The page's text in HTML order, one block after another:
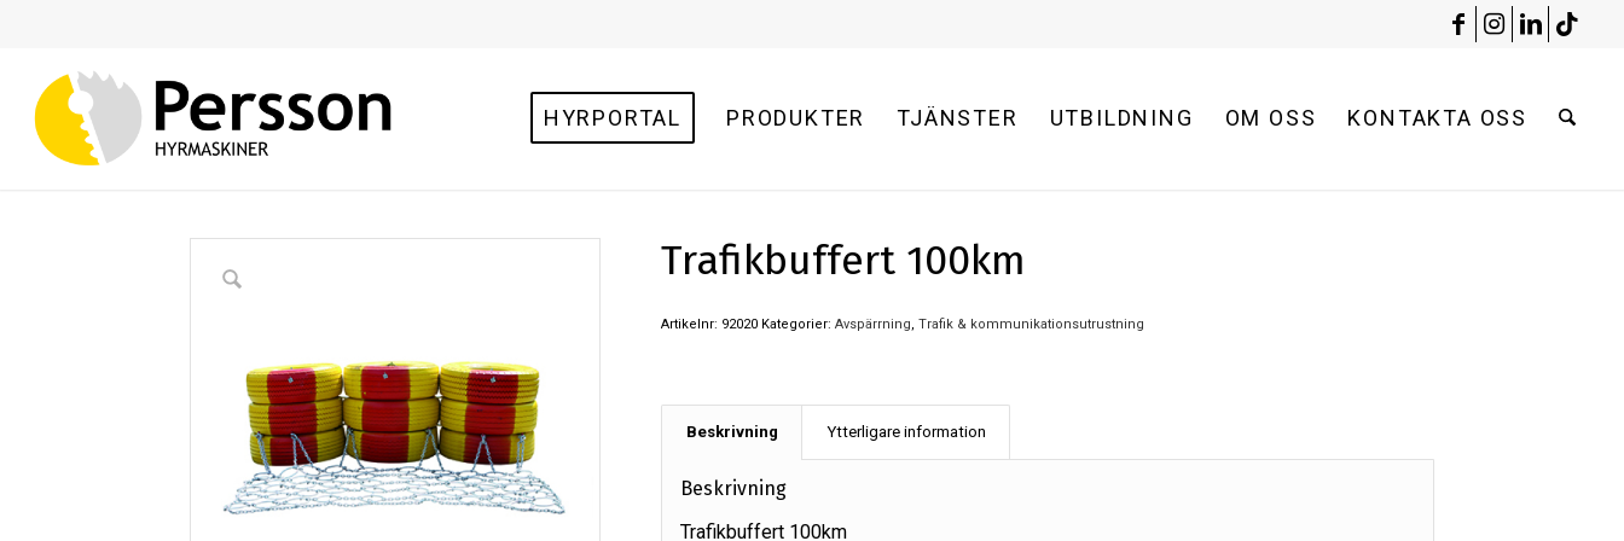
HYRPORTAL PRODUKTER TJÄNSTER UTBILDNING OM OSS KONTAKTA OSS
Trafikbuffert 100km
Artikelnr: 92020 Kategorier: Avspärrning, Trafik & kommunikationsutrustning
Beskrivning Ytterligare information
Beskrivning
Trafikbuffert 100km